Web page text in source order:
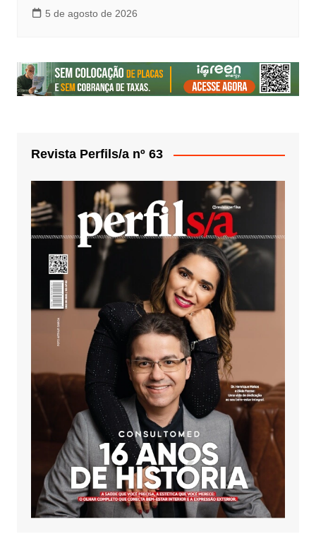
5 de agosto de 2026
Revista Perfils/a nº 63